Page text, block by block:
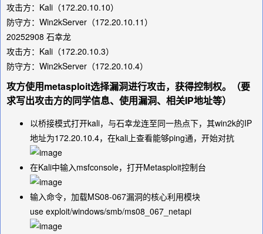
攻击方：Kali（172.20.10.10）
防守方：Win2kServer（172.20.10.11）
20252908 石幸龙
攻击方：Kali（172.20.10.3）
防守方：Win2kServer（172.20.10.4）
攻方使用metasploit选择漏洞进行攻击，获得控制权。（要
求写出攻击方的同学信息、使用漏洞、相关IP地址等）
以桥接模式打开kali，与石幸龙连至同一热点下，其win2k的IP
地址为172.20.10.4，在kali上查看能够ping通，开始对抗
在Kali中输入msfconsole，打开Metasploit控制台
输入命令，加载MS08-067漏洞的核心利用模块
use exploit/windows/smb/ms08_067_netapi